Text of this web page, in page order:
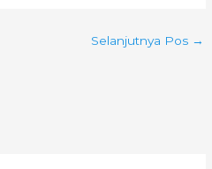
Selanjutnya Pos →